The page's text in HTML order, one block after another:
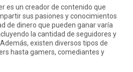
es un creador de contenido que
sus pasiones y conocimientos
de dinero que pueden ganar varía
la cantidad de seguidores y
existen diversos tipos de
hasta gamers, comediantes y